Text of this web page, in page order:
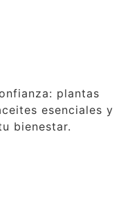
plantas
esenciales y
bienestar.